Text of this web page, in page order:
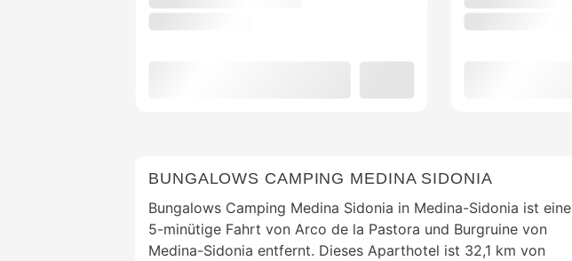
BUNGALOWS CAMPING MEDINA SIDONIA
Bungalows Camping Medina Sidonia in Medina-Sidonia ist eine
5-minütige Fahrt von Arco de la Pastora und Burgruine von
Medina-Sidonia entfernt. Dieses Aparthotel ist 32,1 km von